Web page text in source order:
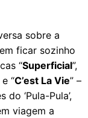
sobre a
ficar sozinho
“Superficial”,
“C’est La Vie” –
‘Pula-Pula’,
viagem a